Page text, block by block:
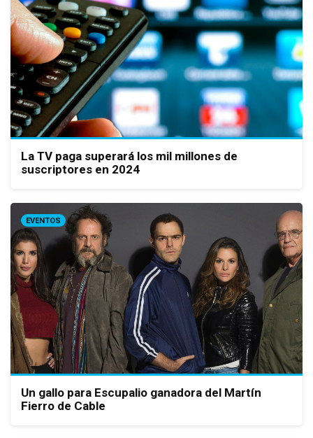
La TV paga superará los mil millones de
suscriptores en 2024
EVENTOS
Un gallo para Escupalio ganadora del Martín
Fierro de Cable